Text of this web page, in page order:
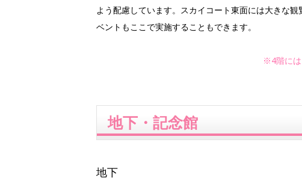
よう配慮しています。スカイコート東面には大きな観
ベントもここで実施することもできます。
※4階には
地下・記念館
地下